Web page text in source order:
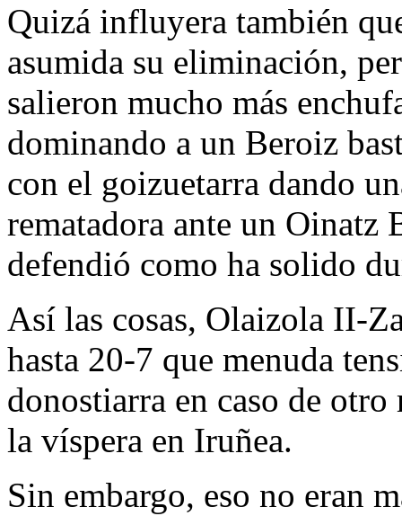
Quizá influyera también
asumida su eliminación,
salieron mucho más
dominando a un Beroiz
con el goizuetarra dando
rematadora ante un Oinatz
defendió como ha solido
Así las cosas, Olaizola II-
hasta 20-7 que menuda
donostiarra en caso de
la víspera en Iruñea.
Sin embargo, eso no eran